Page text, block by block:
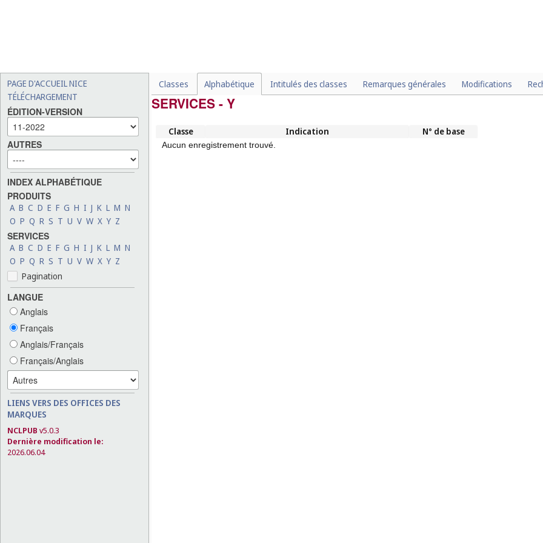
PAGE D'ACCUEIL NICE
TÉLÉCHARGEMENT
ÉDITION-VERSION
AUTRES
INDEX ALPHABÉTIQUE
PRODUITS
A B C D E F G H I J K L M N
O P Q R S T U V W X Y Z
SERVICES
A B C D E F G H I J K L M N
O P Q R S T U V W X Y Z
Pagination
LANGUE
Anglais
Français
Anglais/Français
Français/Anglais
LIENS VERS DES OFFICES DES
MARQUES
NCLPUB v5.0.3
Dernière modification le:
2026.06.04
Classes Alphabétique Intitulés des classes Remarques générales Modifications
SERVICES - Y
Classe Indication N° de base
Aucun enregistrement trouvé.